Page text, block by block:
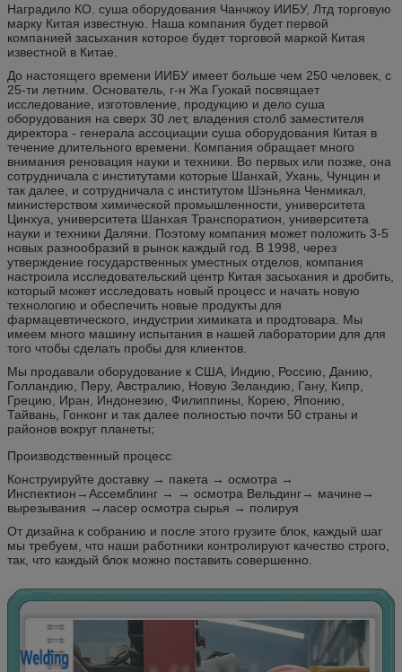
Наградило КО. суша оборудования Чанчжоу ИИБУ, Лтд торговую
марку Китая известную. Наша компания будет первой
компанией засыхания которое будет торговой маркой Китая
известной в Китае.
До настоящего времени ИИБУ имеет больше чем 250 человек, с
25-ти летним. Основатель, г-н Жа Гуокай посвящает
исследование, изготовление, продукцию и дело суша
оборудования на сверх 30 лет, владения столб заместителя
директора - генерала ассоциации суша оборудования Китая в
течение длительного времени. Компания обращает много
внимания реновация науки и техники. Во первых или позже, она
сотрудничала с институтами которые Шанхай, Ухань, Чунцин и
так далее, и сотрудничала с институтом Шэньяна Ченмикал,
министерством химической промышленности, университета
Цинхуа, университета Шанхая Транспоратион, университета
науки и техники Даляни. Поэтому компания может положить 3-5
новых разнообразий в рынок каждый год. В 1998, через
утверждение государственных уместных отделов, компания
настроила исследовательский центр Китая засыхания и дробить,
который может исследовать новый процесс и начать новую
технологию и обеспечить новые продукты для
фармацевтического, индустрии химиката и продтовара. Мы
имеем много машину испытания в нашей лаборатории для для
того чтобы сделать пробы для клиентов.
Мы продавали оборудование к США, Индию, Россию, Данию,
Голландию, Перу, Австралию, Новую Зеландию, Гану, Кипр,
Грецию, Иран, Индонезию, Филиппины, Корею, Японию,
Тайвань, Гонконг и так далее полностью почти 50 страны и
районов вокруг планеты;
Производственный процесс
Конструируйте доставку → пакета → осмотра →
Инспектион→Ассемблинг → → осмотра Вельдинг→ мачине→
вырезывания →ласер осмотра сырья → полируя
От дизайна к собранию и после этого грузите блок, каждый шаг
мы требуем, что наши работники контролируют качество строго,
так, что каждый блок можно поставить совершенно.